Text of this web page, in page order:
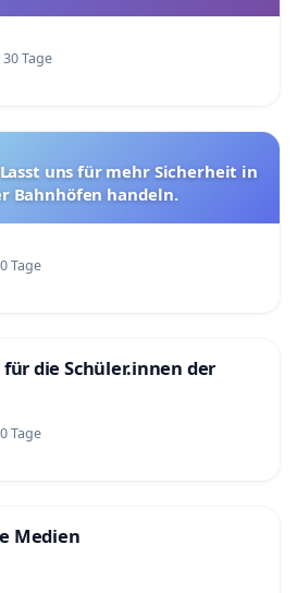
Tage
uns für mehr Sicherheit in
Bahnhöfen handeln.
Tage
die Schüler.innen der
Tage
Medien